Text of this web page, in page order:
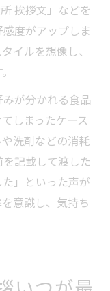
挨拶文」などを
度がアップしま
イルを想像し、
が分かれる食品
しまったケース
洗剤などの消耗
記載して渡した
」といった声が
意識し、気持ち